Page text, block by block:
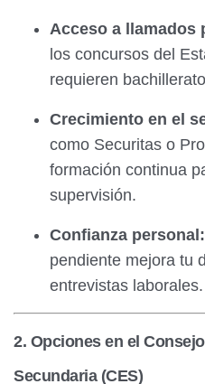
Acceso a llamados
los concursos del
requieren
Crecimiento en el
como Securitas o
formación continua
supervisión.
Confianza personal:
pendiente mejora tu
entrevistas laborales.
2. Opciones en el
Secundaria (CES)